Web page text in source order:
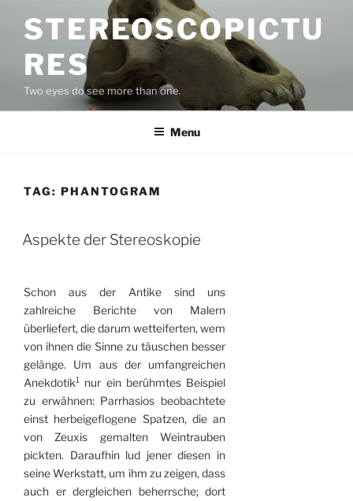
STEREOSCOPICTU
RES
Two eyes do see more than one.
Menu
TAG: PHANTOGRAM
Aspekte der Stereoskopie
Schon aus der Antike sind uns
zahlreiche Berichte von Malern
überliefert, die darum wett­eiferten, wem
von ihnen die Sinne zu täuschen besser
gelänge. Um aus der umfangreichen
Anekdotik1
nur ein berühmtes Beispiel
zu erwähnen: Parrhasios beobachtete
einst herbeigeflogene Spatzen, die an
von Zeuxis gemalten Weintrauben
pickten. Daraufhin lud jener diesen in
seine Werkstatt, um ihm zu zeigen, dass
auch er dergleichen beherrsche; dort